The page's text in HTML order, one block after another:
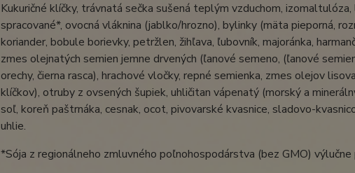
Kukuričné klíčky, trávnatá sečka sušená teplým vzduchom,
spracované*, ovocná vláknina (jablko/hrozno), bylinky (mäta pieporná,
koriander, bobule borievky, petržlen, žihľava, ľubovník, majoránka,
zmes olejnatých semien jemne drvených (ľanové semeno, (ľanové
orechy, čierna rasca), hrachové vločky, repné semienka, zmes olejov
klíčkov), otruby z ovsených šupiek, uhličitan vápenatý (morský a
soľ, koreň paštrnáka, cesnak, ocot, pivovarské kvasnice, sladovo-
uhlie.
*Sója z regionálneho zmluvného poľnohospodárstva (bez GMO)